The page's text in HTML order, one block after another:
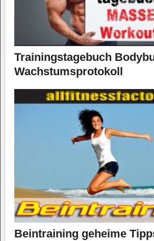
Trainingstagebuch
Wachstumsprotokoll
Beintraining geheime